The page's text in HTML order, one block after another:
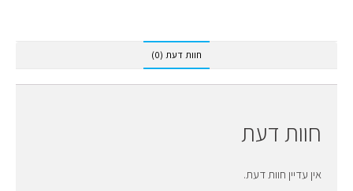
חוות דעת (0)
חוות דעת
אין עדיין חוות דעת.